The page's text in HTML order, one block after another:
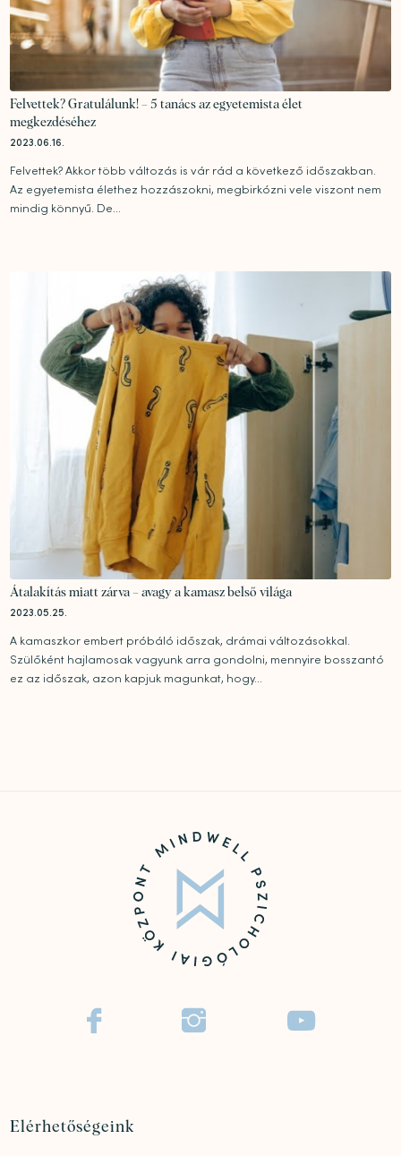
Felvettek? Gratulálunk! – 5 tanács az egyetemista élet
megkezdéséhez
2023.06.16.
Felvettek? Akkor több változás is vár rád a következő időszakban.
Az egyetemista élethez hozzászokni, megbirkózni vele viszont nem
mindig könnyű. De...
Átalakítás miatt zárva – avagy a kamasz belső világa
2023.05.25.
A kamaszkor embert próbáló időszak, drámai változásokkal.
Szülőként hajlamosak vagyunk arra gondolni, mennyire bosszantó
ez az időszak, azon kapjuk magunkat, hogy...
  
Elérhetőségeink